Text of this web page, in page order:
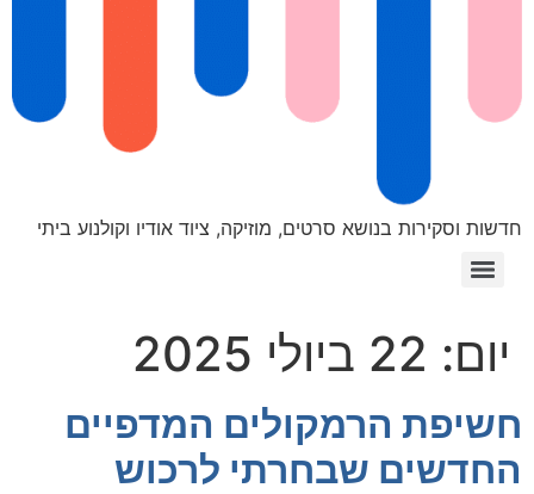
חדשות וסקירות בנושא סרטים, מוזיקה, ציוד אודיו וקולנוע ביתי
יום: 22 ביולי 2025
חשיפת הרמקולים המדפיים
החדשים שבחרתי לרכוש